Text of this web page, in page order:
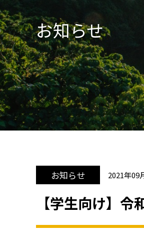
お知らせ
お知らせ 2021年09
【学生向け】